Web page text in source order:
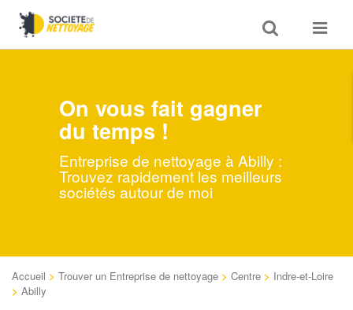
Toggle
search
Toggle
On vous fait gagner
du temps !
Entreprise de nettoyage à Abilly :
Trouvez rapidement les meilleurs
sociétés autour de moi
Accueil > Trouver un Entreprise de nettoyage > Centre > Indre-et-Loire
> Abilly